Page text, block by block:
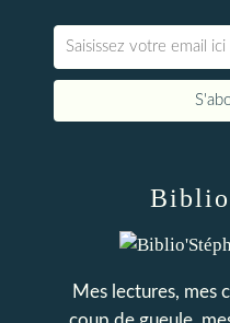
Mes lectures, mes